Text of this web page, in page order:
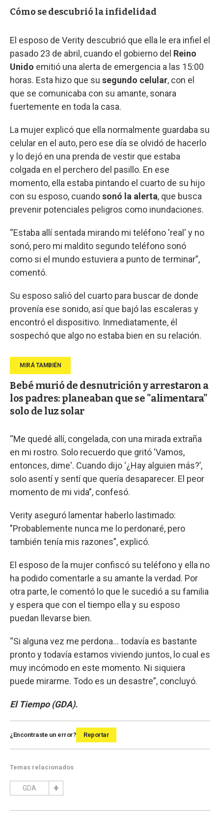
Cómo se descubrió la infidelidad
El esposo de Verity descubrió que ella le era infiel el
pasado 23 de abril, cuando el gobierno del Reino
Unido emitió una alerta de emergencia a las 15:00
horas. Esta hizo que su segundo celular, con el
que se comunicaba con su amante, sonara
fuertemente en toda la casa.
La mujer explicó que ella normalmente guardaba su
celular en el auto, pero ese día se olvidó de hacerlo
y lo dejó en una prenda de vestir que estaba
colgada en el perchero del pasillo. En ese
momento, ella estaba pintando el cuarto de su hijo
con su esposo, cuandosonó la alerta, que busca
prevenir potenciales peligros como inundaciones.
“Estaba allí sentada mirando mi teléfono 'real' y no
sonó, pero mi maldito segundo teléfono sonó
como si el mundo estuviera a punto de terminar”,
comentó.
Su esposo salió del cuarto para buscar de donde
provenía ese sonido, así que bajó las escaleras y
encontró el dispositivo. Inmediatamente, él
sospechó que algo no estaba bien en su relación.
Bebé murió de desnutrición y arrestaron a
los padres: planeaban que se "alimentara"
solo de luz solar
“Me quedé allí, congelada, con una mirada extraña
en mi rostro. Solo recuerdo que gritó 'Vamos,
entonces, dime'. Cuando dijo ‘¿Hay alguien más?’,
solo asentí y sentí que quería desaparecer. El peor
momento de mi vida”, confesó.
Verity aseguró lamentar haberlo lastimado:
"Probablemente nunca me lo perdonaré, pero
también tenía mis razones”, explicó.
El esposo de la mujer confiscó su teléfono y ella no
ha podido comentarle a su amante la verdad. Por
otra parte, le comentó lo que le sucedió a su familia
y espera que con el tiempo ella y su esposo
puedan llevarse bien.
“Si alguna vez me perdona… todavía es bastante
pronto y todavía estamos viviendo juntos, lo cual es
muy incómodo en este momento. Ni siquiera
puede mirarme. Todo es un desastre”, concluyó.
El Tiempo (GDA).
¿Encontraste un error? Reportar
Temas relacionados
GDA